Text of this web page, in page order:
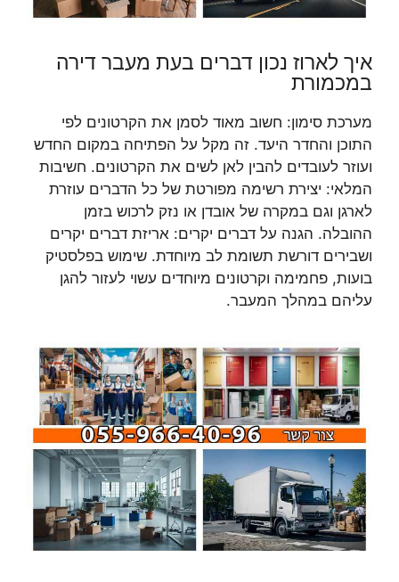
איך לארוז נכון דברים בעת מעבר דירה
במכמורת
מערכת סימון: חשוב מאוד לסמן את הקרטונים לפי
התוכן והחדר היעד. זה מקל על הפתיחה במקום החדש
ועוזר לעובדים להבין לאן לשים את הקרטונים. חשיבות
המלאי: יצירת רשימה מפורטת של כל הדברים עוזרת
לארגן וגם במקרה של אובדן או נזק לרכוש בזמן
ההובלה. הגנה על דברים יקרים: אריזת דברים יקרים
ושבירים דורשת תשומת לב מיוחדת. שימוש בפלסטיק
בועות, פחמימה וקרטונים מיוחדים עשוי לעזור להגן
עליהם במהלך המעבר.